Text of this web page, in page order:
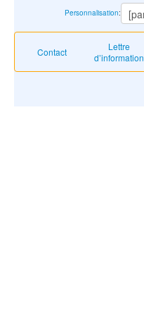
Contact
Lettre
d’information
Personnalisation: